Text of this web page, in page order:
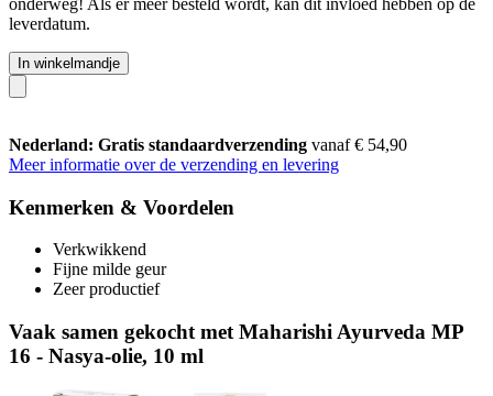
leverdatum.
In winkelmandje
Nederland: Gratis standaardverzending vanaf € 54,90
Meer informatie over de verzending en levering
Kenmerken & Voordelen
Verkwikkend
Fijne milde geur
Zeer productief
Vaak samen gekocht met Maharishi Ayurveda MP
16 - Nasya-olie, 10 ml